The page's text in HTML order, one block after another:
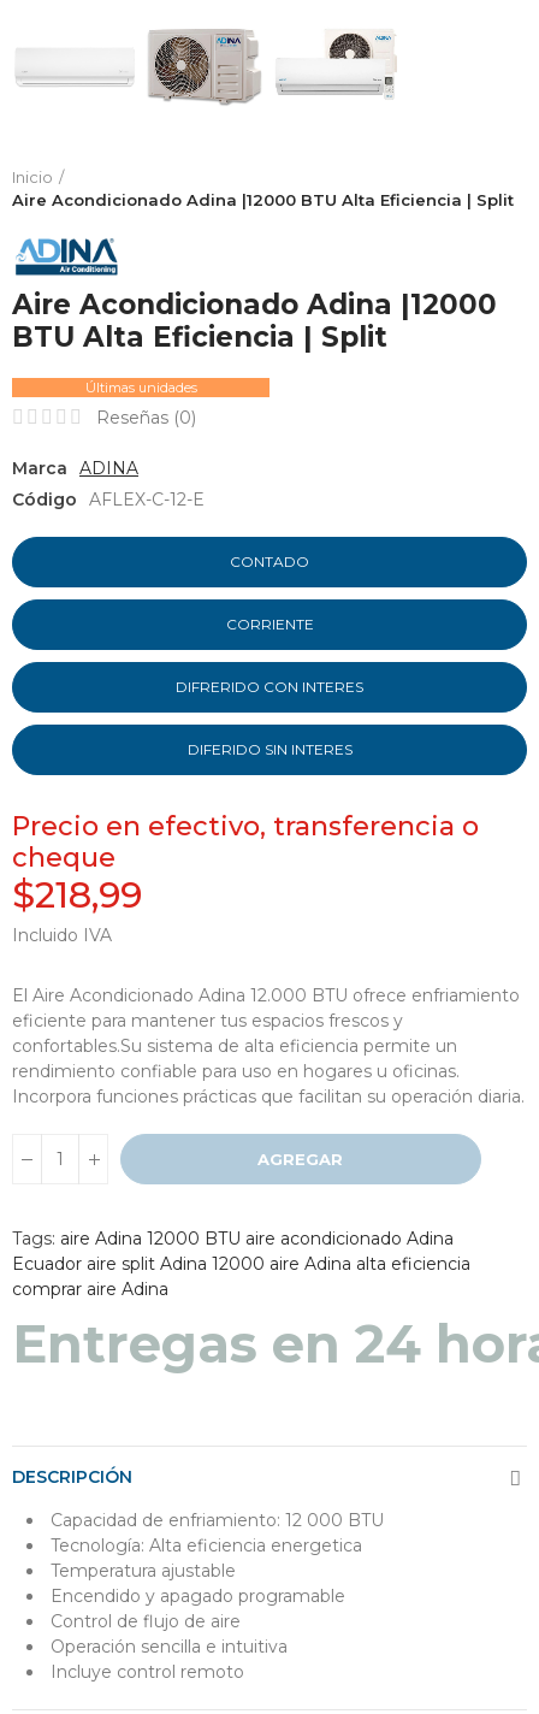
Inicio
Aire Acondicionado Adina |12000 BTU Alta Eficiencia | Split
Aire Acondicionado Adina |12000
BTU Alta Eficiencia | Split
Últimas unidades
Reseñas (0)
Marca
ADINA
Código
AFLEX-C-12-E
CONTADO
CORRIENTE
DIFRERIDO CON INTERES
DIFERIDO SIN INTERES
Precio en efectivo, transferencia o
cheque
$218,99
Incluido IVA
El Aire Acondicionado Adina 12.000 BTU ofrece enfriamiento
eficiente para mantener tus espacios frescos y
confortables.Su sistema de alta eficiencia permite un
rendimiento confiable para uso en hogares u oficinas.
Incorpora funciones prácticas que facilitan su operación diaria.
AGREGAR
Tags: aire Adina 12000 BTU aire acondicionado Adina
Ecuador aire split Adina 12000 aire Adina alta eficiencia
comprar aire Adina
Entregas en 24
DESCRIPCIÓN
Capacidad de enfriamiento: 12 000 BTU
Tecnología: Alta eficiencia energetica
Temperatura ajustable
Encendido y apagado programable
Control de flujo de aire
Operación sencilla e intuitiva
Incluye control remoto